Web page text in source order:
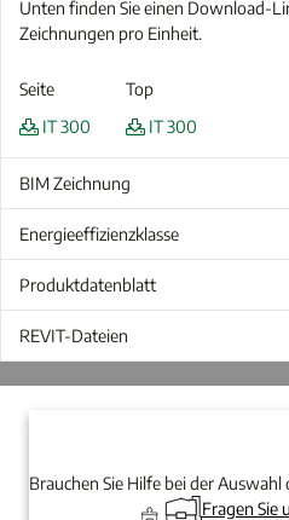
Unten finden Sie einen Download-
Zeichnungen pro Einheit.
Seite
IT 300
Top
IT 300
BIM Zeichnung
Energieeffizienzklasse
Produktdatenblatt
REVIT-Dateien
Brauchen Sie Hilfe bei der Auswahl
Fragen Sie